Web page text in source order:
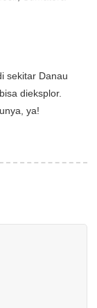
sekitar Danau
dieksplor.
ya!